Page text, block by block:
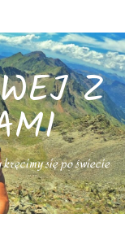
Z
kręcimy się po świecie